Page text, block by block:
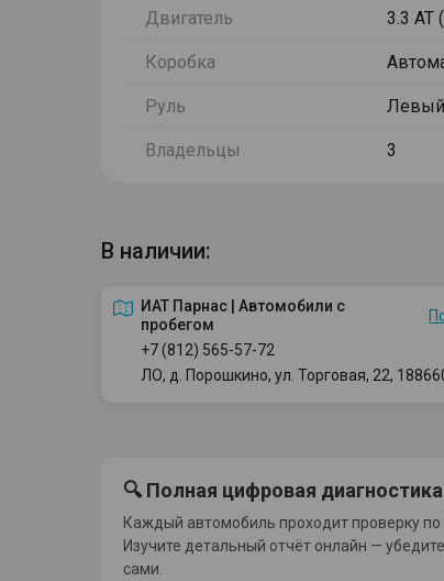
Двигатель 3.3 AT
Коробка
Руль Левый
Владельцы 3
В наличии:
ИАТ Парнас | Автомобили с
пробегом
+7 (812) 565-57-72
ЛО, д. Порошкино, ул. Торговая, 22,
🔍 Полная цифровая диагностика
Каждый автомобиль проходит проверку по
Изучите детальный отчёт онлайн —
сами.